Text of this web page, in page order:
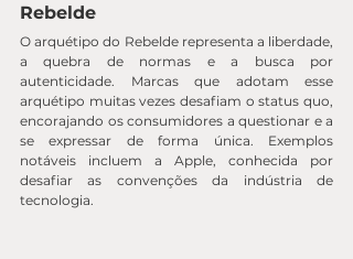
Rebelde
O arquétipo do Rebelde representa a liberdade,
a quebra de normas e a busca por
autenticidade. Marcas que adotam esse
arquétipo muitas vezes desafiam o status quo,
encorajando os consumidores a questionar e a
se expressar de forma única. Exemplos
notáveis incluem a Apple, conhecida por
desafiar as convenções da indústria de
tecnologia.